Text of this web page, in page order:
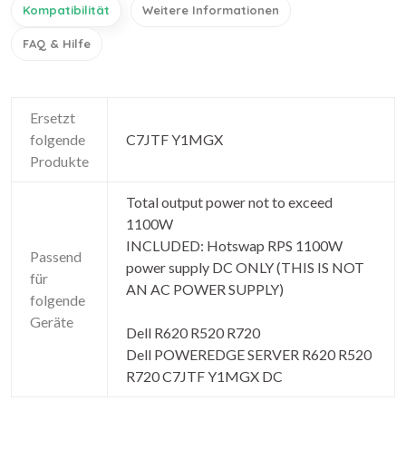
Kompatibilität Weitere Informationen
FAQ & Hilfe
Ersetzt
folgende
Produkte
C7JTF Y1MGX
Passend
für
folgende
Geräte
Total output power not to exceed
1100W
INCLUDED: Hotswap RPS 1100W
power supply DC ONLY (THIS IS NOT
AN AC POWER SUPPLY)
Dell R620 R520 R720
Dell POWEREDGE SERVER R620 R520
R720 C7JTF Y1MGX DC